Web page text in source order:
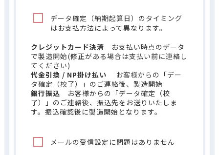
データ確定（納期起算日）のタイミング
はお支払方法によって異なります。
クレジットカード決済 お支払い時点のデータ
で製造開始(修正がある場合は支払い前に連絡し
てください)
代金引換 / NP掛け払い
お客様からの「デー
タ確定（校了）」のご連絡後、製造開始
銀行振込 お客様からの「データ確定（校
了）」のご連絡後、振込先をお送りいたしま
す。振込確認後に製造開始となります。
メールの受信設定に問題はありません